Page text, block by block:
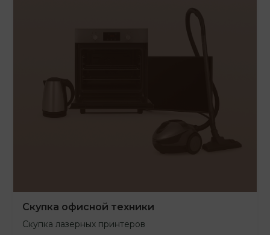
Скупка офисной техники
Скупка лазерных принтеров